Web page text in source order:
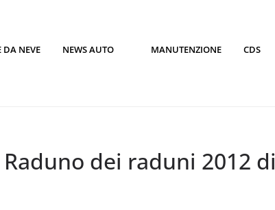
DA NEVE NEWS AUTO MANUTENZIONE CDS
dei raduni 2012 di